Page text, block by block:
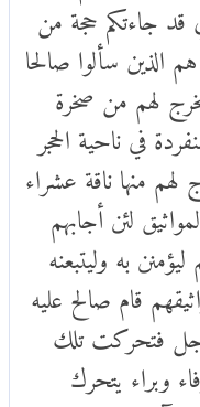
قد جاءتكم حجة من
الذين سألوا صالحا
لهم من صخرة
في ناحية الحجر
لهم منها ناقة عشراء
لئن أجابهم
به وليتبعنه
قام صالح عليه
فتحركت تلك
وبراء يتحرك